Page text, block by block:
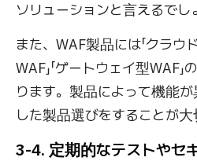
ソリューションと言えるでし
また、WAF製品には「クラウ
WAF」「ゲートウェイ型WAF
ります。製品によって機能
した製品選びをすることが大
3-4. 定期的なテストやセ